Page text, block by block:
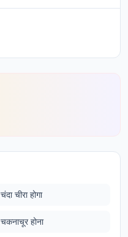
चंदा चीरा होगा
चकनाचूर होना